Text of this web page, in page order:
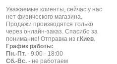
важно для людей,
или офис и вовремя
в помещении и
Уважаемые клиенты, сейчас у нас
нет физического магазина.
Продажи производятся только
через онлайн-заказ. Спасибо за
понимание! Отправка из г.Киев.
График работы:
Пн.-Пт. - 9:00 - 18:00
Сб.-Вс. - не работаем